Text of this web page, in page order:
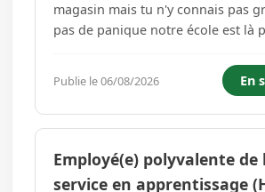
magasin mais tu n'y connais pas
pas de panique notre école est là
propose un parcours en
découvrir le métier d'employé
Laisse moi t'en dire davanta...
Publie le 06/08/2026 En
Employé(e) polyvalente de
service en apprentissage